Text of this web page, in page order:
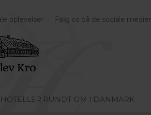
oplevelser Følg os på de sociale medier
RUNDT OM I DANMARK